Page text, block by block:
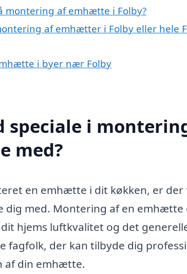
montering af emhætte i Folby?
af emhætter i Folby eller hele
i byer nær Folby
speciale i
med?
en emhætte i dit køkken, er der
dig med. Montering af en emhætte
hjems luftkvalitet og det
fagfolk, der kan tilbyde dig
af din emhætte.